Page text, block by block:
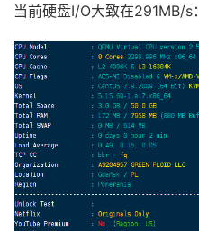
当前硬盘I/O大致在291MB/s：